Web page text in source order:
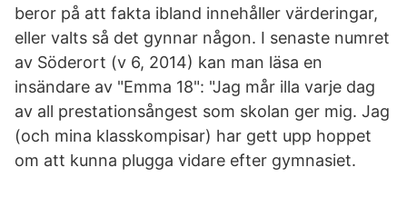
beror på att fakta ibland innehåller värderingar,
eller valts så det gynnar någon. I senaste numret
av Söderort (v 6, 2014) kan man läsa en
insändare av "Emma 18": "Jag mår illa varje dag
av all prestationsångest som skolan ger mig. Jag
(och mina klasskompisar) har gett upp hoppet
om att kunna plugga vidare efter gymnasiet.